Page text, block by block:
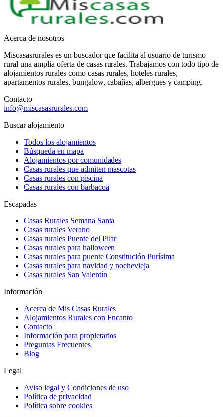
Acerca de nosotros
Miscasasrurales es un buscador que facilita al usuario de turismo
rural una amplia oferta de casas rurales. Trabajamos con todo tipo de
alojamientos rurales como casas rurales, hoteles rurales,
apartamentos rurales, bungalow, cabañas, albergues y camping.
Contacto
info@miscasasrurales.com
Buscar alojamiento
Todos los alojamientos
Búsqueda en mapa
Alojamientos por comunidades
Casas rurales que admiten mascotas
Casas rurales con piscina
Casas rurales con barbacoa
Escapadas
Casas Rurales Semana Santa
Casas rurales Verano
Casas rurales Puente del Pilar
Casas rurales para halloween
Casas rurales para puente Constitución Purísima
Casas rurales para navidad y nochevieja
Casas rurales San Valentín
Información
Acerca de Mis Casas Rurales
Alojamientos Rurales con Encanto
Contacto
Información para propietarios
Preguntas Frecuentes
Blog
Legal
Aviso legal y Condiciones de uso
Política de privacidad
Política sobre cookies